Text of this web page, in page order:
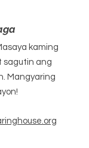
kaming
sagutin ang
Mangyaring